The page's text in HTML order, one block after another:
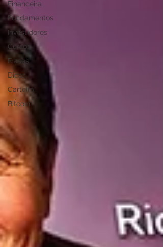
Financeira
Fundamentos
Investidores
Cursos
Frases
Dicas
Carteira
Bitcoin